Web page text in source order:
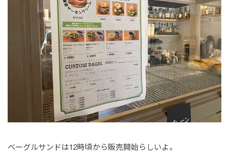
ベーグルサンドは12時頃から販売開始らしいよ。